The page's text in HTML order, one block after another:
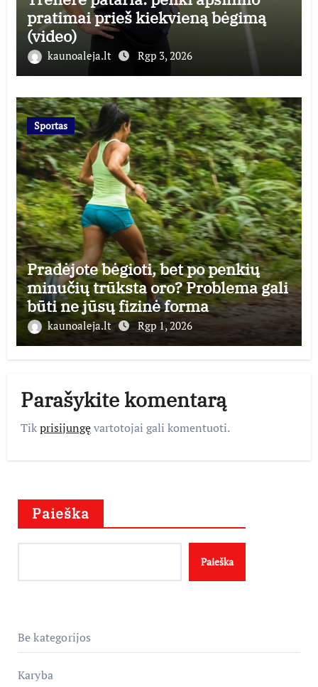
pratimai prieš kiekvieną bėgimą
(video)
kaunoaleja.lt Rgp 3, 2026
Sportas
Pradėjote bėgioti, bet po penkių
minučių trūksta oro? Problema gali
būti ne jūsų fizinė forma
kaunoaleja.lt Rgp 1, 2026
Parašykite komentarą
Tikprisijungęvartotojai gali komentuoti.
Paieška
Paieška
Be kategorijos
Karyba